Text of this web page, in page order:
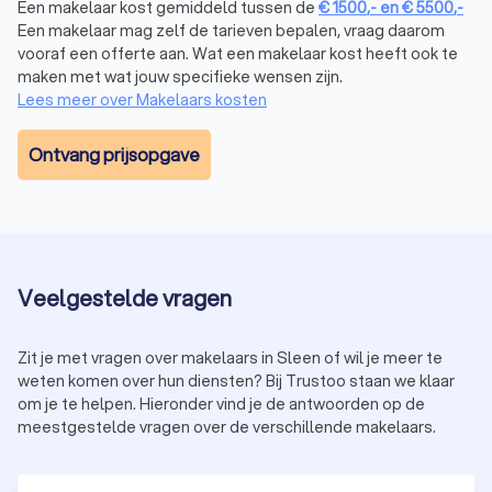
Aankoopmakelaar
Eenaankoopmakelaarbegeleidt je bij het kopen van een huis.
begeleiden je bij bezichtigingen;
onderhandelen met de verkopende partij om een
Eenverhuurmakelaarhelpt bij het verhuren of huren van een
huis of appartement in Sleen. De belangrijkste taken van een
potentiële (ver)huurders screenen om een goede match
te vinden;
het huurcontract beheren en zorgen voor een vlotte
overdracht.
Een makelaar kost gemiddeld tussen de €1500,- en€5500,-
Een makelaar mag zelf de tarieven bepalen, vraag daarom
vooraf een offerte aan. Wat een makelaar kost heeft ook te
maken met wat jouw specifieke wensen zijn.
Lees meer over Makelaars kosten
Ontvang prijsopgave
Veelgestelde vragen
Zit je met vragen over makelaars in Sleen of wil je meer te
weten komen over hun diensten? Bij Trustoo staan we klaar
om je te helpen. Hieronder vind je de antwoorden op de
meestgestelde vragen over de verschillende makelaars.